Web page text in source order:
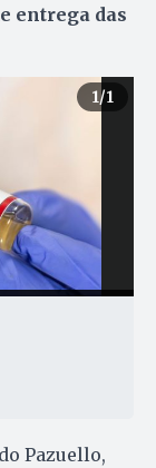
entrega das
1/1
Pazuello,